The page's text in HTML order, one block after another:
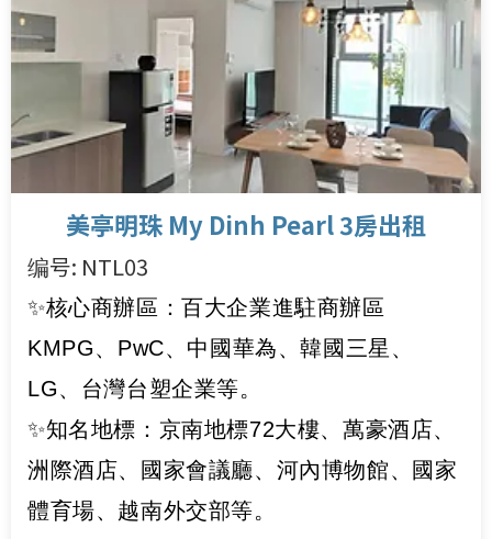
美亭明珠 My Dinh Pearl 3房出租
编号: NTL03
✨核心商辦區：百大企業進駐商辦區
KMPG、PwC、中國華為、韓國三星、
LG、台灣台塑企業等。
✨知名地標：京南地標72大樓、萬豪酒店、
洲際酒店、國家會議廳、河內博物館、國家
體育場、越南外交部等。